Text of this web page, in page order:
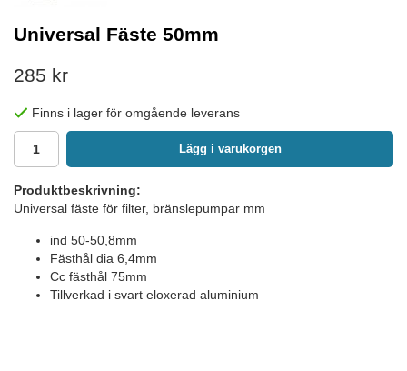
Universal Fäste 50mm
285 kr
Finns i lager för omgående leverans
Lägg i varukorgen
Produktbeskrivning:
Universal fäste för filter, bränslepumpar mm
ind 50-50,8mm
Fästhål dia 6,4mm
Cc fästhål 75mm
Tillverkad i svart eloxerad aluminium